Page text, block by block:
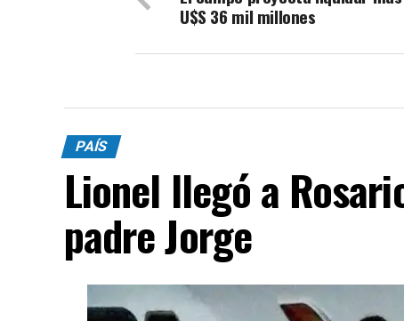
U$S 36 mil millones
PAÍS
Lionel llegó a
padre Jorge